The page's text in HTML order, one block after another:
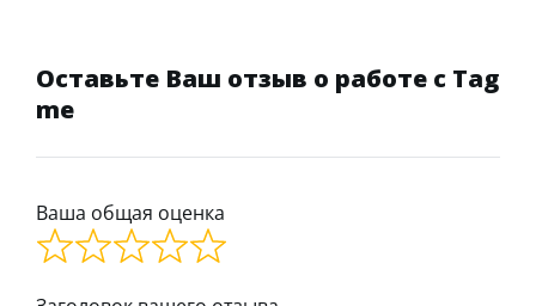
Оставьте Ваш отзыв о работе с Tag
me
Ваша общая оценка